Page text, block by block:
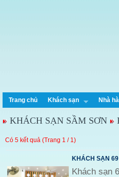
Trang chủ Khách sạn Nhà
KHÁCH SẠN SẦM SƠN
Có 5 kết quả (Trang 1 / 1)
KHÁCH SẠN
Khách sạn